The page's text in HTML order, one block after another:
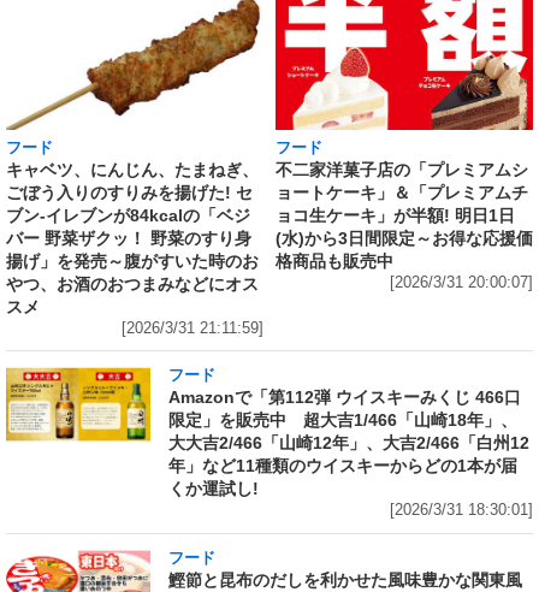
フード
キャベツ、にんじん、たまねぎ、
ごぼう入りのすりみを揚げた! セ
ブン‐イレブンが84kcalの「ベジ
バー 野菜ザクッ！ 野菜のすり身
揚げ」を発売～腹がすいた時のお
やつ、お酒のおつまみなどにオス
スメ
[2026/3/31 21:11:59]
フード
不二家洋菓子店の「プレミアムシ
ョートケーキ」＆「プレミアムチ
ョコ生ケーキ」が半額! 明日1日
(水)から3日間限定～お得な応援価
格商品も販売中
[2026/3/31 20:00:07]
フード
Amazonで「第112弾 ウイスキーみくじ 466口
限定」を販売中 超大吉1/466「山崎18年」、
大大吉2/466「山崎12年」、大吉2/466「白州12
年」など11種類のウイスキーからどの1本が届
くか運試し!
[2026/3/31 18:30:01]
フード
鰹節と昆布のだしを利かせた風味豊かな関東風